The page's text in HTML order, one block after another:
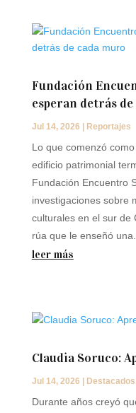
Fundación
esperan detrás
Jul 14, 2026 Reportajes
Lo que comenzó
edificio patrimonial
Fundación Encuentro
investigaciones sobre
culturales en el sur de
rúa que le enseñó una...
leer más
Claudia Soruco:
Jul 14, 2026 Destacados
Durante años creyó